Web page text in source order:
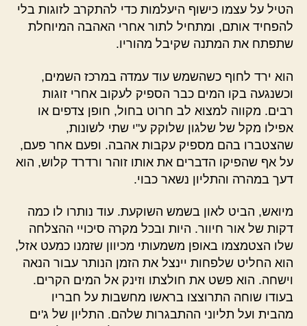
הטיל על עצמו כישוף היעלמות כדי להתקרב לזוגות בלי
להפחיד אותם, ומתחיל לתור אחרי האהבה המיוחלת
שתפתח את המתנה שקיבל מהוריו.
הוא ירד לחוף כשהשמש עוד עמדה במרכז השמים,
וכשנגעה בקו המים כבר הספיק לעקוב אחרי זוגות
רבים. מקווה למצוא לב חרוט בחול, חופן צדפים או
אפילו מקל של שלגון שלוקק ע"י שתי לשונות,
שהצטברו בהם מספיק עקבות אהבה. ופעם אחר פעם,
על אף שהפיקו הדברים את אותו זוהר ורדרד קלוש, הוא
דעך במהרה והתליון נשאר כבוי.
מיואש, הביט לאון בשמש השוקעת. עוד נותרו לו כמה
דקות של אור חיוור. היות ובכל מקרה סיכויי ההצלחה
שלו הצטמצמו באופן משמעותי מכיוון שזמנו כמעט אזל,
הוא החליט שלפחות יינצל את הזמן הנותר עבור הנאה
וישחה. הוא פשט את חולצתו וזינק אל המים הקרים.
בעודו שוחה התרוצצו בראשו מחשבות על חבריו
מהבית ועל תליוני ההתבגרות שלהם. התליון של ג'ים